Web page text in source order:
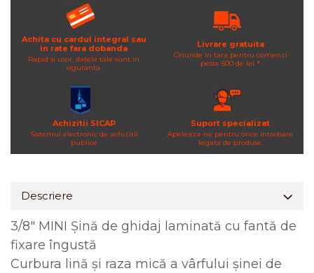
Achita cu cardul integral sau
in rate fara dobanda
Rapid si usor, datele tale sunt in
siguranta.
Livrare gratuita
Oriunde in tara pentru comenzi
peste 500 de lei *
Achizitii SICAP
Sistemul electronic de achizitii
publice
Suport specializat
Apeleaza-ne pentru orice intrebare
legata de produse.
Descriere
3/8" MINI Șină de ghidaj laminată cu fantă de
fixare îngustă
Curbura lină și raza mică a vârfului șinei de